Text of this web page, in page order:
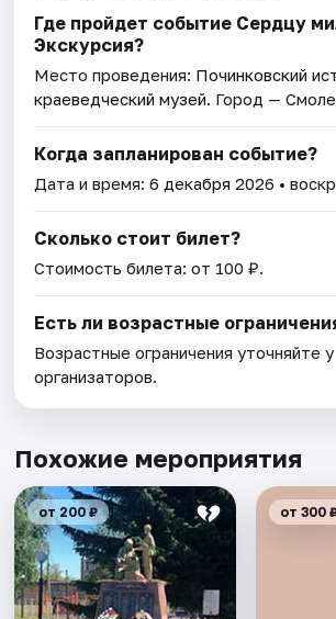
Где пройдет событие Сердцу
Экскурсия?
Место проведения: Починковский
краеведческий музей. Город —
Когда запланирован событие?
Дата и время:6 декабря 2026 •
Сколько стоит билет?
Стоимость билета: от 100 ₽.
Есть ли возрастные
Возрастные ограничения уточняйте у
организаторов.
Похожие мероприятия
от 200 ₽ от 300